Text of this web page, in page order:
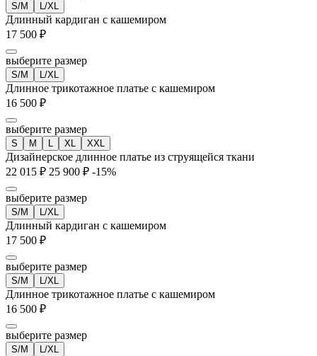
S/M L/XL
Длинный кардиган с кашемиром
17 500 ₽
выберите размер
S/M L/XL
Длинное трикотажное платье с кашемиром
16 500 ₽
выберите размер
S M L XL XXL
Дизайнерское длинное платье из струящейся ткани
22 015 ₽ 25 900 ₽ -15%
выберите размер
S/M L/XL
Длинный кардиган с кашемиром
17 500 ₽
выберите размер
S/M L/XL
Длинное трикотажное платье с кашемиром
16 500 ₽
выберите размер
S/M L/XL